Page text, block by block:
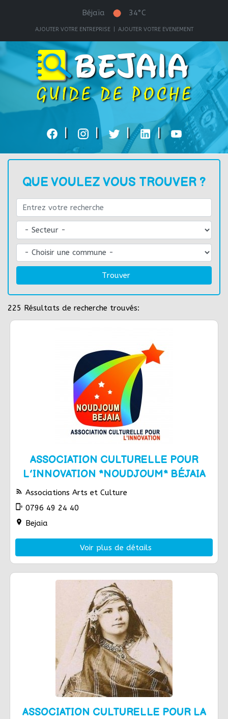
Béjaïa 34°C
AJOUTER VOTRE ENTREPRISE| AJOUTER VOTRE EVENEMENT
| | | |
QUE VOULEZ VOUS TROUVER ?
Trouver
225 Résultats de recherche trouvés:
ASSOCIATION CULTURELLE POUR
L’INNOVATION *NOUDJOUM* BÉJAIA
rss_feed Associations Arts et Culture
phonelink_ring 0796 49 24 40
location_on Bejaia
Voir plus de détails
ASSOCIATION CULTURELLE POUR LA